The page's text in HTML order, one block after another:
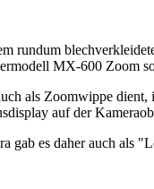
MX-600 Zoom
als Zoomwippe
auf der
es daher auch als